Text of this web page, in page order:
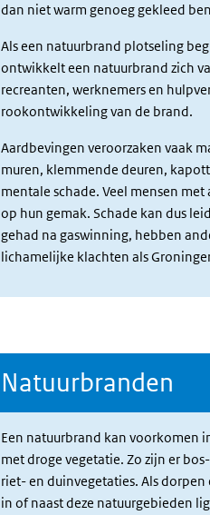
dan niet warm genoeg gekleed
Als een natuurbrand plotseling
ontwikkelt een natuurbrand zich
recreanten, werknemers en
rookontwikkelingvan de brand.
Aardbevingen veroorzaken vaak
muren, klemmende deuren,
mentale schade. Veel mensen
op hun gemak. Schade kan dus
gehad na gaswinning, hebben
lichamelijke klachten als
Natuurbranden
Een natuurbrand kan voorkomen
met droge vegetatie. Zo zijn er
riet- en duinvegetaties. Als
in of naast deze natuurgebieden